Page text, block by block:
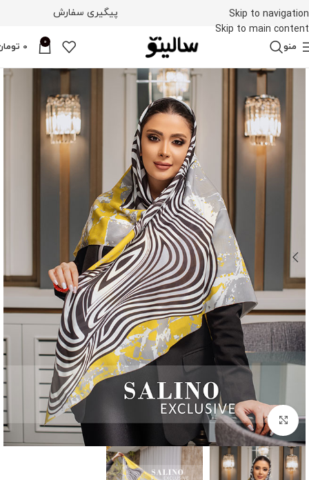
Skip to navigation
Skip to main content
پیگیری سفارش
منو 0
0
بزرگنمایی تصویر